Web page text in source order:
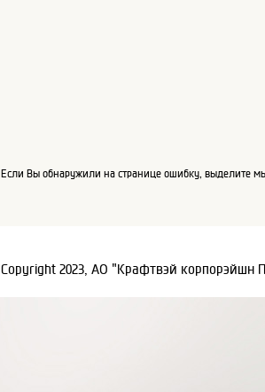
Если Вы обнаружили на странице ошибку, выделите
Copyright 2023, АО "Крафтвэй корпорэйшн